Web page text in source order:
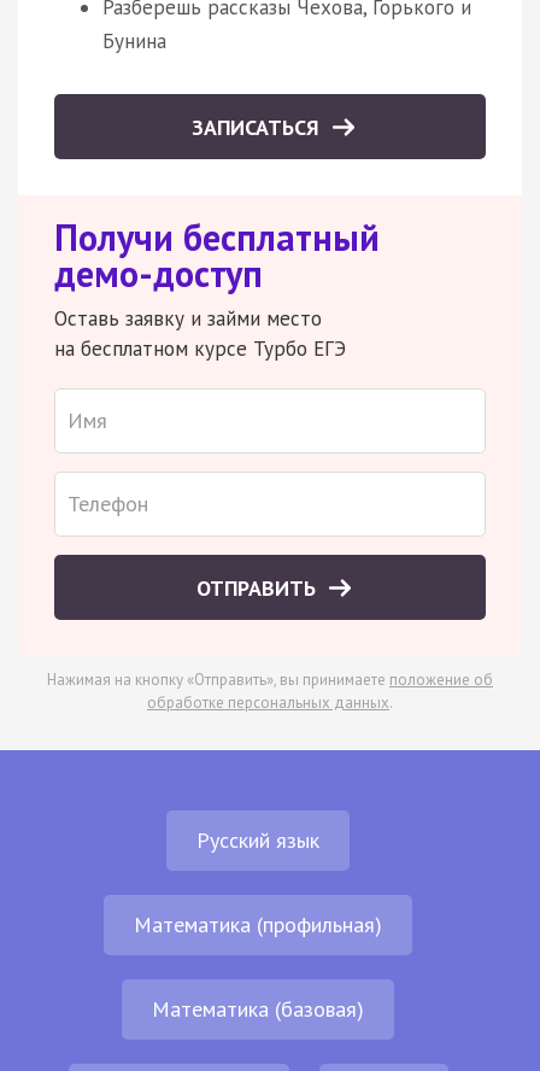
Разберешь рассказы Чехова, Горького и
Бунина
ЗАПИСАТЬСЯ
Получи бесплатный
демо-доступ
Оставь заявку и займи место
на бесплатном курсе Турбо ЕГЭ
ОТПРАВИТЬ
Нажимая на кнопку «Отправить», вы принимаете положение об
обработке персональных данных.
Русский язык
Математика (профильная)
Математика (базовая)